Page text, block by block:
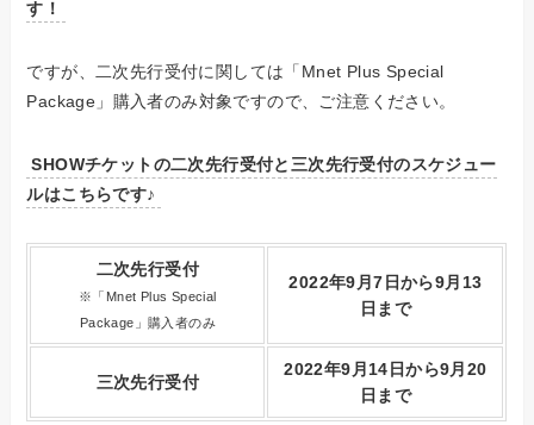
す！
ですが、
二次先行受付に関しては「Mnet Plus Special
Package」購入者のみ対象ですので、ご注意ください。
SHOWチケットの二次先行受付と三次先行受付のスケジュー
ルはこちらです♪
二次先行受付
※「Mnet Plus Special
Package」購入者のみ
2022年9月7日から9月13
日まで
三次先行受付
2022年9月14日から9月20
日まで